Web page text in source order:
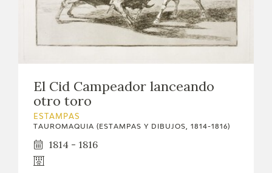
El Cid Campeador lanceando
otro toro
ESTAMPAS
TAUROMAQUIA (ESTAMPAS Y DIBUJOS, 1814-1816)
1814 - 1816